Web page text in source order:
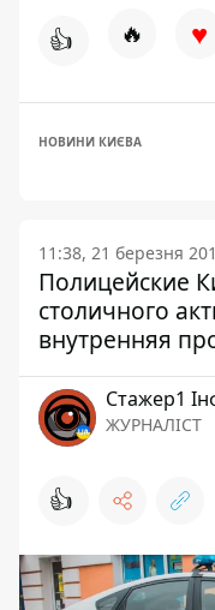
👍 🔥 ♥
НОВИНИ КИЄВА
11:38, 21 березня
Полицейские
столичного
внутренняя
Стажер1
ЖУРНАЛІСТ
👍